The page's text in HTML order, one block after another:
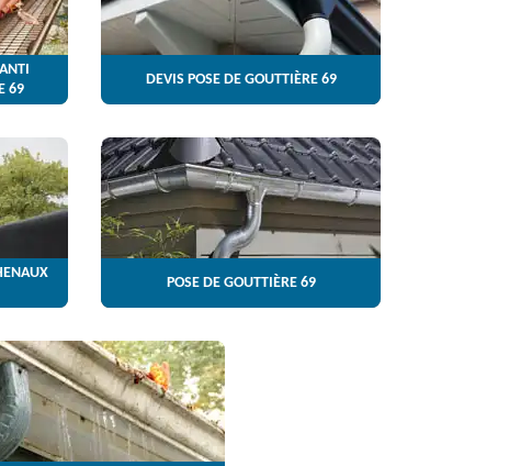
69
DEVIS POSE DE GOUTTIÈRE 69
POSE DE GOUTTIÈRE 69